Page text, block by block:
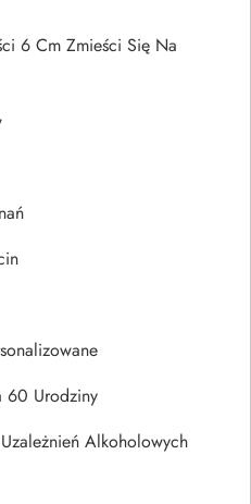
6 Cm Zmieści Się Na
60 Urodziny
Alkoholowych